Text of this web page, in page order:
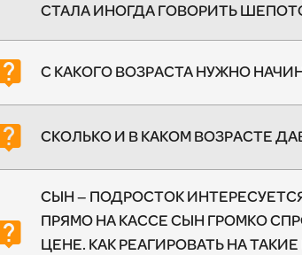
СТАЛА ИНОГДА ГОВОРИТЬ
live_help С КАКОГО ВОЗРАСТА НУЖНО
live_help СКОЛЬКО И В КАКОМ ВОЗРАСТЕ
live_help
СЫН – ПОДРОСТОК
ПРЯМО НА КАССЕ СЫН ГРОМКО
ЦЕНЕ. КАК РЕАГИРОВАТЬ НА